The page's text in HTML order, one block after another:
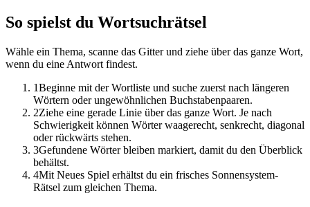
So spielst du Wortsuchrätsel
Wähle ein Thema, scanne das Gitter und ziehe über das ganze Wort,
wenn du eine Antwort findest.
1Beginne mit der Wortliste und suche zuerst nach längeren
Wörtern oder ungewöhnlichen Buchstabenpaaren.
2Ziehe eine gerade Linie über das ganze Wort. Je nach
Schwierigkeit können Wörter waagerecht, senkrecht, diagonal
oder rückwärts stehen.
3Gefundene Wörter bleiben markiert, damit du den Überblick
behältst.
4Mit Neues Spiel erhältst du ein frisches Sonnensystem-
Rätsel zum gleichen Thema.